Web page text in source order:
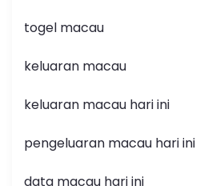
togel macau
keluaran macau
keluaran macau hari ini
pengeluaran macau hari ini
data macau hari ini